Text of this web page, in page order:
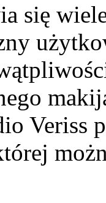
się
Veriss